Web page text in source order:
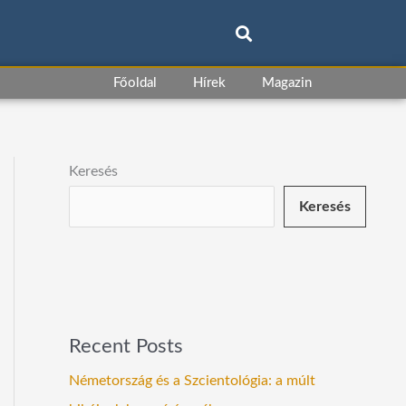
Főoldal Hírek Magazin
Keresés
Keresés
Recent Posts
Németország és a Szcientológia: a múlt